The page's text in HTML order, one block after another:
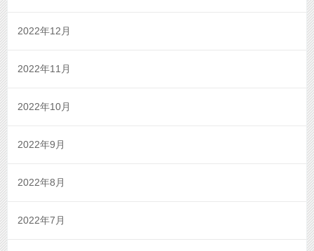
2022年12月
2022年11月
2022年10月
2022年9月
2022年8月
2022年7月